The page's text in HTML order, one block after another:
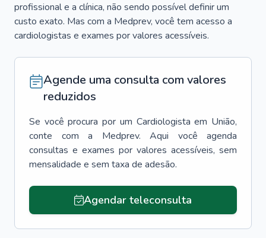
profissional e a clínica, não sendo possível definir um
custo exato. Mas com a Medprev, você tem acesso a
cardiologistas e exames por valores acessíveis.
Agende uma consulta com valores
reduzidos
Se você procura por um Cardiologista em União,
conte com a Medprev. Aqui você agenda
consultas e exames por valores acessíveis, sem
mensalidade e sem taxa de adesão.
Agendar teleconsulta